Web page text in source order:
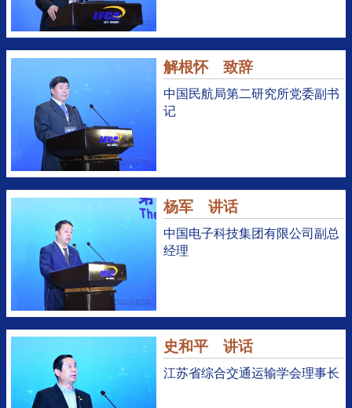
解根怀 致辞
中国民航局第二研究所党委副书
记
杨军 讲话
中国电子科技集团有限公司副总
经理
史和平 讲话
江苏省综合交通运输学会理事长